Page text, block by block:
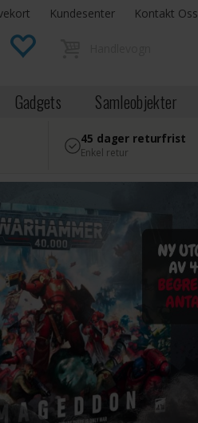
Kundesenter Kontakt Oss
Gadgets Samleobjekter
45 dager returfrist
Enkel retur